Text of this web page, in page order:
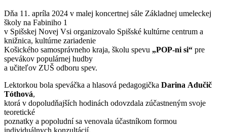
Dňa 11. apríla 2024 v malej koncertnej sále Základnej umeleckej
školy na Fabiniho 1
v Spišskej Novej Vsi organizovalo Spišské kultúrne centrum a
knižnica, kultúrne zariadenie
Košického samosprávneho kraja, školu spevu „POP-ni si“ pre
spevákov populárnej hudby
a učiteľov ZUŠ odboru spev.
Lektorkou bola speváčka a hlasová pedagogička Darina Adučič
Tóthová,
ktorá v dopoludňajších hodinách odovzdala zúčastneným svoje
teoretické
poznatky a popoludní sa venovala účastníkom formou
individuálnych konzultácií.